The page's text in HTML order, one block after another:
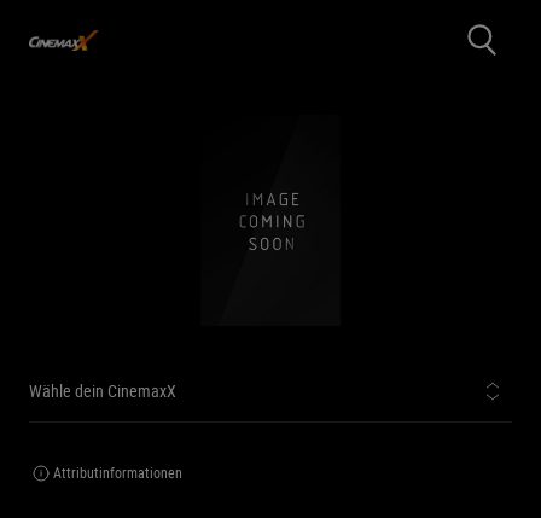
Wähle dein CinemaxX
Attributinformationen